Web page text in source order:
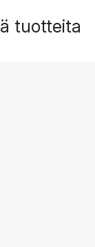
tuotteita